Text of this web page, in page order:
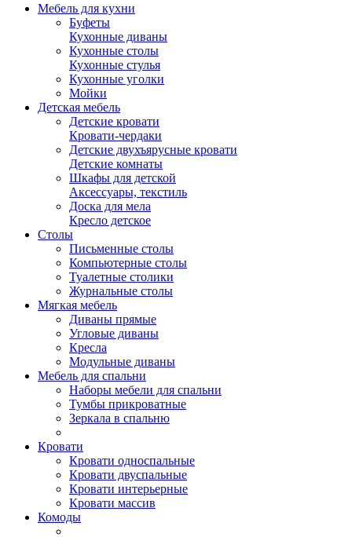
Мебель для кухни
Буфеты
Кухонные диваны
Кухонные столы
Кухонные стулья
Кухонные уголки
Мойки
Детская мебель
Детские кровати
Кровати-чердаки
Детские двухъярусные кровати
Детские комнаты
Шкафы для детской
Аксессуары, текстиль
Доска для мела
Кресло детское
Столы
Письменные столы
Компьютерные столы
Туалетные столики
Журнальные столы
Мягкая мебель
Диваны прямые
Угловые диваны
Кресла
Модульные диваны
Мебель для спальни
Наборы мебели для спальни
Тумбы прикроватные
Зеркала в спальню
Кровати
Кровати односпальные
Кровати двуспальные
Кровати интерьерные
Кровати массив
Комоды